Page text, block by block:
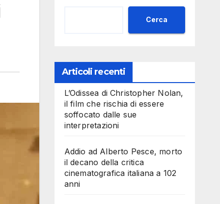
Cerca
Articoli recenti
L’Odissea di Christopher Nolan,
il film che rischia di essere
soffocato dalle sue
interpretazioni
Addio ad Alberto Pesce, morto
il decano della critica
cinematografica italiana a 102
anni